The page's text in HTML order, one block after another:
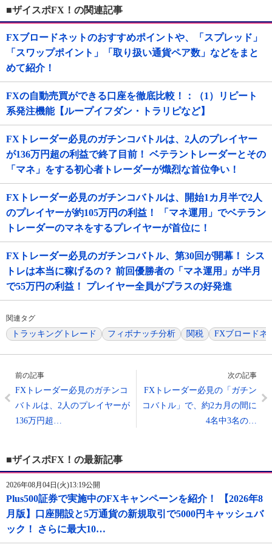
■ザイスポFX！の関連記事
FXブロードネットのおすすめポイントや、「スプレッド」
「スワップポイント」「取り扱い通貨ペア数」などをまと
めて紹介！
FXの自動売買ができる口座を徹底比較！：（1）リピート
系発注機能【ループイフダン・トラリピなど】
FXトレーダー必見のガチンコバトルは、2人のプレイヤー
が136万円超の利益で終了目前！ ベテラントレーダーとその
「マネ」をする初心者トレーダーが熾烈な首位争い！
FXトレーダー必見のガチンコバトルは、開始1カ月半で2人
のプレイヤーが約105万円の利益！ 「マネ運用」でベテラン
トレーダーのマネをするプレイヤーが首位に！
FXトレーダー必見のガチンコバトル、第30回が開幕！ シス
トレは本当に稼げるの？ 前回優勝者の「マネ運用」が半月
で55万円の利益！ プレイヤー全員がプラスの好発進
関連タグ
トラッキングトレード フィボナッチ分析 関税 FXブロードネ
前の記事
FXトレーダー必見のガチンコ
バトルは、2人のプレイヤーが
136万円超…
次の記事
FXトレーダー必見の「ガチン
コバトル」で、約2カ月の間に
4名中3名の…
■ザイスポFX！の最新記事
2026年08月04日(火)13:19公開
Plus500証券で実施中のFXキャンペーンを紹介！ 【2026年8
月版】口座開設と5万通貨の新規取引で5000円キャッシュバ
ック！ さらに最大10…